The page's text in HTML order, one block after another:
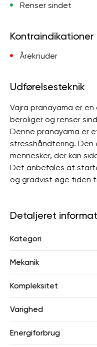
Renser sindet
Kontraindikationer
Åreknuder
Udførelsesteknik
Vajra pranayama er
beroliger og renser
Denne pranayama er
stresshåndtering.
mennesker, der kan
Det anbefales at
og gradvist øge tiden
Detaljeret
Kategori
Mekanik
Kompleksitet
Varighed
Energiforbrug